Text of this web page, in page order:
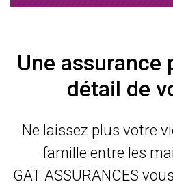
Une assurance
détail de
Ne laissez plus votre
famille entre les
GAT ASSURANCES